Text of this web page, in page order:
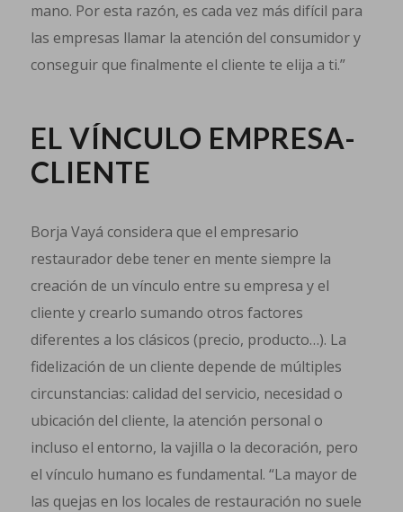
mano. Por esta razón, es cada vez más difícil para
las empresas llamar la atención del consumidor y
conseguir que finalmente el cliente te elija a ti.”
EL VÍNCULO EMPRESA-
CLIENTE
Borja Vayá considera que el empresario
restaurador debe tener en mente siempre la
creación de un vínculo entre su empresa y el
cliente y crearlo sumando otros factores
diferentes a los clásicos (precio, producto…). La
fidelización de un cliente depende de múltiples
circunstancias: calidad del servicio, necesidad o
ubicación del cliente, la atención personal o
incluso el entorno, la vajilla o la decoración, pero
el vínculo humano es fundamental. “La mayor de
las quejas en los locales de restauración no suele